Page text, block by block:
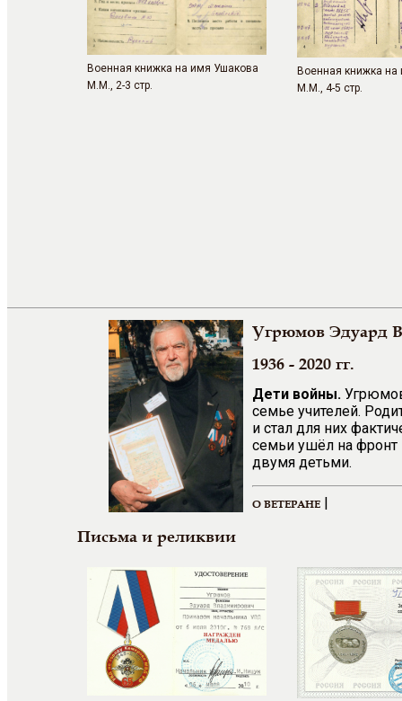
Военная книжка на имя Ушакова
М.М., 2-3 стр.
Военная книжка на
М.М., 4-5 стр.
Угрюмов Эдуард
1936 - 2020 гг.
Дети войны.
семье учителей.
и стал для них
семьи ушёл на фронт
двумя детьми.
О ВЕТЕРАНЕ |
Письма и реликвии